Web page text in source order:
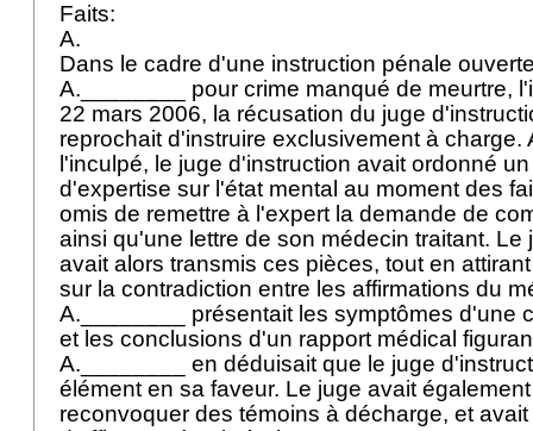
Faits:
A.
Dans le cadre d'une instruction pénale
A.________ pour crime manqué de meurtre,
22 mars 2006, la récusation du juge
reprochait d'instruire exclusivement à charge.
l'inculpé, le juge d'instruction avait ordonné
d'expertise sur l'état mental au moment des
omis de remettre à l'expert la demande de
ainsi qu'une lettre de son médecin traitant. Le
avait alors transmis ces pièces, tout en
sur la contradiction entre les affirmations du
A.________ présentait les symptômes d'une
et les conclusions d'un rapport médical
A.________ en déduisait que le juge
élément en sa faveur. Le juge avait
reconvoquer des témoins à décharge, et